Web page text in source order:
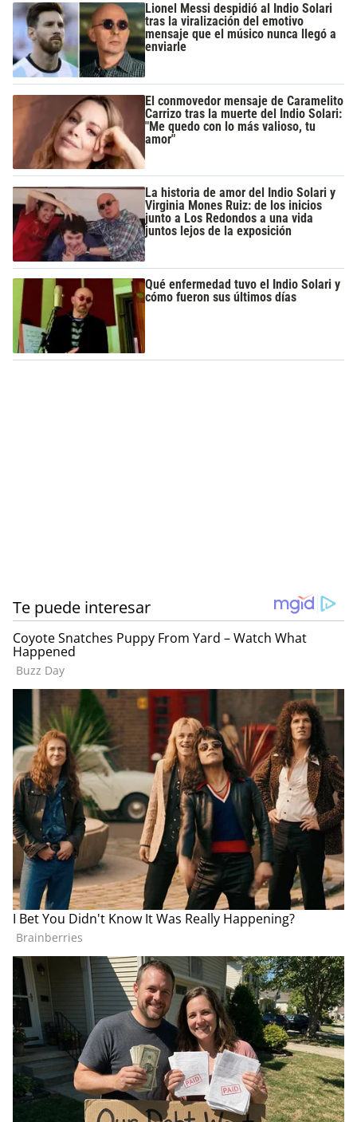
Lionel Messi despidió al Indio Solari
tras la viralización del emotivo
mensaje que el músico nunca llegó a
enviarle
El conmovedor mensaje de Caramelito
Carrizo tras la muerte del Indio Solari:
"Me quedo con lo más valioso, tu
amor"
La historia de amor del Indio Solari y
Virginia Mones Ruiz: de los inicios
junto a Los Redondos a una vida
juntos lejos de la exposición
Qué enfermedad tuvo el Indio Solari y
cómo fueron sus últimos días